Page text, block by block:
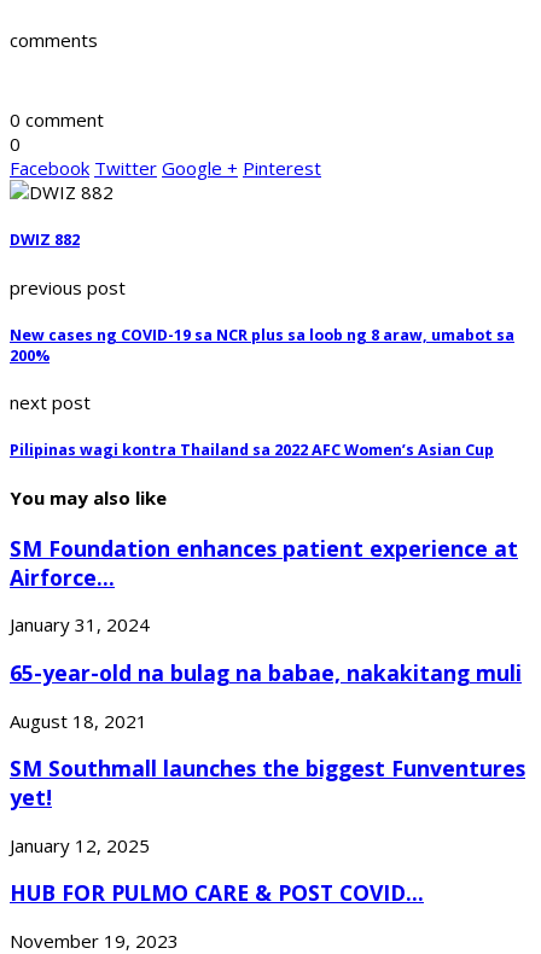
comments
0 comment
0
Facebook Twitter Google + Pinterest
DWIZ 882
previous post
New cases ng COVID-19 sa NCR plus sa loob ng 8 araw, umabot sa
200%
next post
Pilipinas wagi kontra Thailand sa 2022 AFC Women’s Asian Cup
You may also like
SM Foundation enhances patient experience at
Airforce...
January 31, 2024
65-year-old na bulag na babae, nakakitang muli
August 18, 2021
SM Southmall launches the biggest Funventures
yet!
January 12, 2025
HUB FOR PULMO CARE & POST COVID...
November 19, 2023